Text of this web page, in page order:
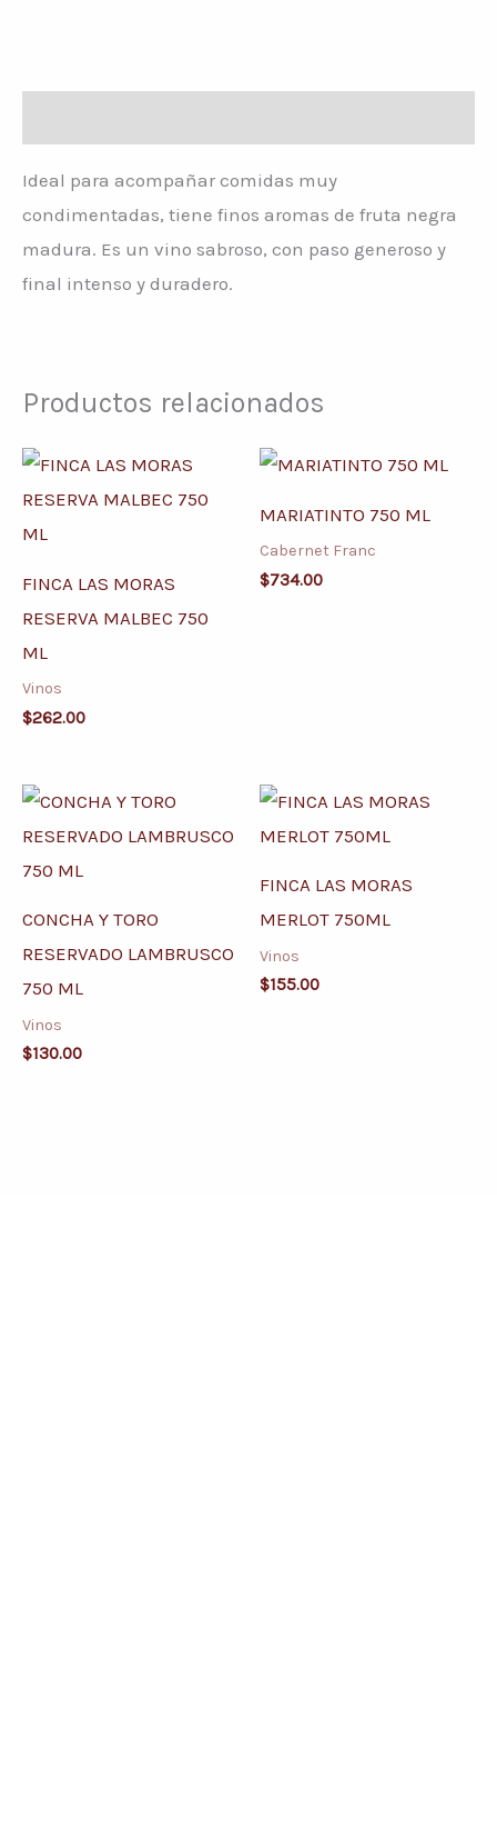
Ideal para acompañar comidas muy
condimentadas, tiene finos aromas de fruta negra
madura. Es un vino sabroso, con paso generoso y
final intenso y duradero.
Productos relacionados
FINCA LAS MORAS
RESERVA MALBEC 750
ML
Vinos
$262.00
MARIATINTO 750 ML
Cabernet Franc
$734.00
CONCHA Y TORO
RESERVADO LAMBRUSCO
750 ML
Vinos
$130.00
FINCA LAS MORAS
MERLOT 750ML
Vinos
$155.00